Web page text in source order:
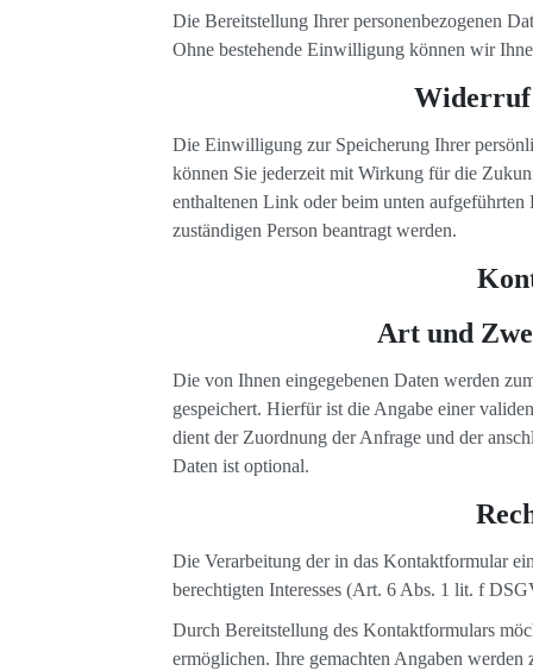
Die Bereitstellung Ihrer personenbezogenen
Ohne bestehende Einwilligung können wir
Die Einwilligung zur Speicherung Ihrer
können Sie jederzeit mit Wirkung für die
enthaltenen Link oder beim unten
zuständigen Person beantragt werden.
Art und
Die von Ihnen eingegebenen Daten werden
gespeichert. Hierfür ist die Angabe einer
dient der Zuordnung der Anfrage und der
Daten ist optional.
Die Verarbeitung der in das Kontaktformular
berechtigten Interesses (Art. 6 Abs. 1 lit. f
Durch Bereitstellung des Kontaktformulars
ermöglichen. Ihre gemachten Angaben